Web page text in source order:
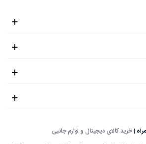
|خرید کالای دیجیتال و لوازم جانبی